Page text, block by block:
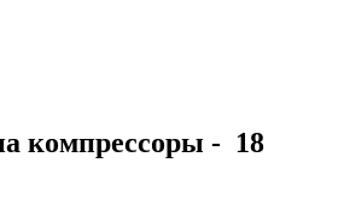
компрессоры - 18